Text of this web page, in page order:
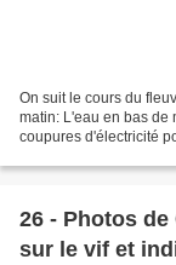
On suit le cours du
matin: L'eau en bas de
coupures d'électricité
26 - Photos
sur le vif et